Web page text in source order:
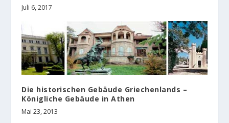
Juli 6, 2017
Die historischen Gebäude Griechenlands –
Königliche Gebäude in Athen
Mai 23, 2013